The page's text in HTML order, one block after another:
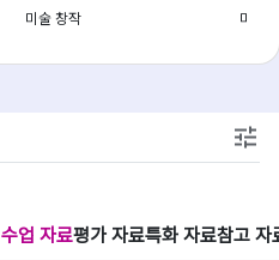
미술 창작 미술
수업 자료평가 자료특화 자료참고 자